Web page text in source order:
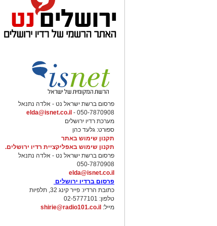
פרסום ברשת ישראל נט - אלדה נתנאל
050-7870908 -
elda@isnet.co.il
מערכת רדיו ירושלים
ספורט: גלעד כהן
תקנון שימוש באתר
תקנון שימוש באפליקציית רדיו ירושלים.
פרסום ברשת ישראל נט - אלדה נתנאל
050-7870908
elda@isnet.co.il
פרסום ברדיו ירושלים
כתובת הרדיו: פייר קינג 32, תלפיות
טלפון: 02-5777101
מייל: shirie@radio101.co.il